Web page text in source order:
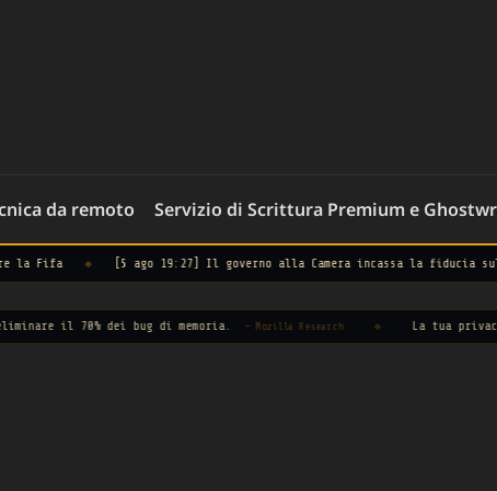
da remoto Servizio di Scrittura Premium e
[5 ago 19:27] Il governo alla Camera incassa la fiducia sul decreto
dei bug di memoria. — Mozilla Research ◆ La tua privacy viene